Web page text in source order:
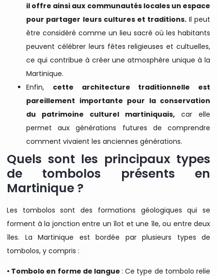
il offre ainsi aux communautés locales un espace
pour partager leurs cultures et traditions. Il peut
être considéré comme un lieu sacré où les habitants
peuvent célébrer leurs fêtes religieuses et cultuelles,
ce qui contribue à créer une atmosphère unique à la
Martinique.
Enfin, cette architecture traditionnelle est
pareillement importante pour la conservation
du patrimoine culturel martiniquais, car elle
permet aux générations futures de comprendre
comment vivaient les anciennes générations.
Quels sont les principaux types
de tombolos présents en
Martinique ?
Les tombolos sont des formations géologiques qui se
forment à la jonction entre un îlot et une île, ou entre deux
îles. La Martinique est bordée par plusieurs types de
tombolos, y compris :
• Tombolo en forme de langue: Ce type de tombolo relie